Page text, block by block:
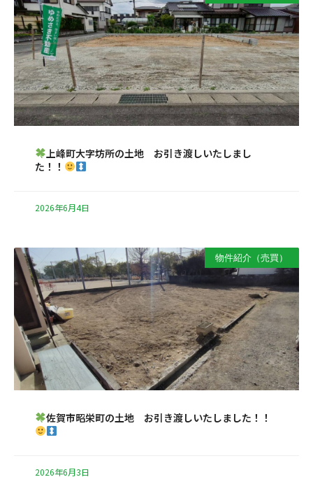
上峰町大字坊所の土地 お引き渡しいたしまし
た！！
2026年6月4日
物件紹介（売買）
佐賀市昭栄町の土地 お引き渡しいたしました！！
2026年6月3日